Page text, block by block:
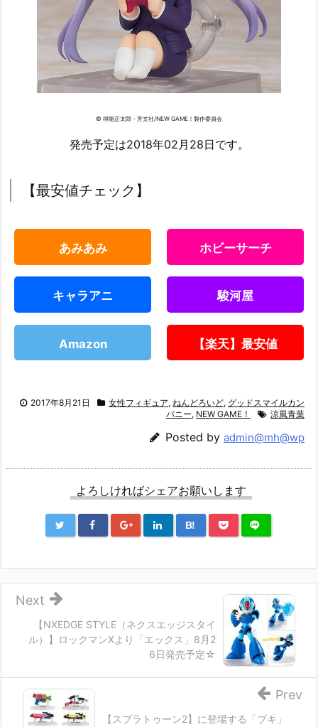
© 得能正太郎・芳文社/NEW GAME！製作委員会
発売予定は2018年02月28日です。
【最安値チェック】
あみあみ ホビーサーチ
キャラアニ 駿河屋
Amazon 【楽天】最安値
2017年8月21日 女性フィギュア, ねんどろいど, グッドスマイルカン
パニー, NEW GAME！ 涼風青葉
Posted by admin@mh@wp
よろしければシェアお願いします
B!
【NXEDGE STYLE（ネクスエッジスタイ
ル）】ロックマンXより「エックス」8月2
6日発売予定☆
Next
【スプラトゥーン2】に登場する「ブキ」
Prev